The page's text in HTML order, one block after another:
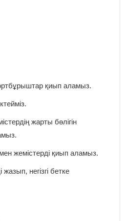
қиып аламыз.
жарты бөлігін
жемістерді қиып аламыз.
негізгі бетке